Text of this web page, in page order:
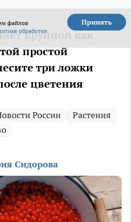
файлов
обработки
Принять
крупной как
простой
три ложки
цветения
России
Растения
Сидорова